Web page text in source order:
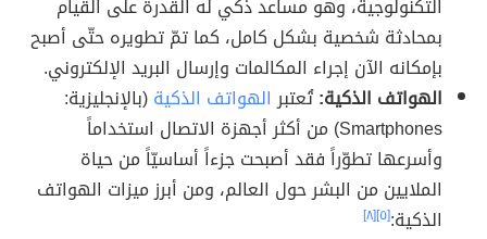
التكنولوجية، وهو مساعد ذكي له القدرة على القيام
بمحادثة شخصية بشكل كامل، كما تمّ تطويره حتّى أصبح
بإمكانه الآن إجراء المكالمات وإرسال البريد الإلكتروني.
الهواتف الذكية:تُعتبرالهواتف الذكية(بالإنجليزية:
Smartphones) من أكثر أجهزة الاتصال استخداماً
وأسرعها تطوّراً فقد أصبحت جزءاً أساسيّاً من حياة
الملايين من البشر حول العالم، ومن أبرز ميزات الهواتف
الذكية:[٥] [٨]